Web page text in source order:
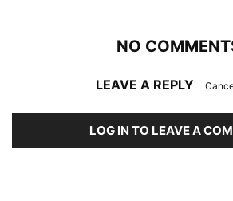
NO
LEAVE A REPLY
LOG IN TO LEAVE A